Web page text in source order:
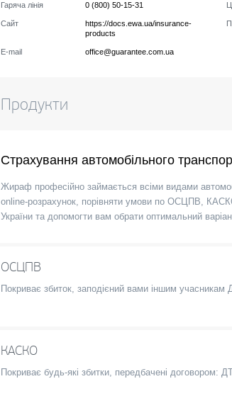
Гаряча лінія 0 (800) 50-15-31
Сайт
https://docs.ewa.ua/insurance-
products
E-mail office@guarantee.com.ua
Продукти
Страхування автомобільного
Жираф професійно займається всіми видами
online-розрахунок, порівняти умови по ОСЦПВ,
України та допомогти вам обрати оптимальний
ОСЦПВ
Покриває збиток, заподієний вами іншим учасникам
КАСКО
Покриває будь-які збитки, передбачені договором: